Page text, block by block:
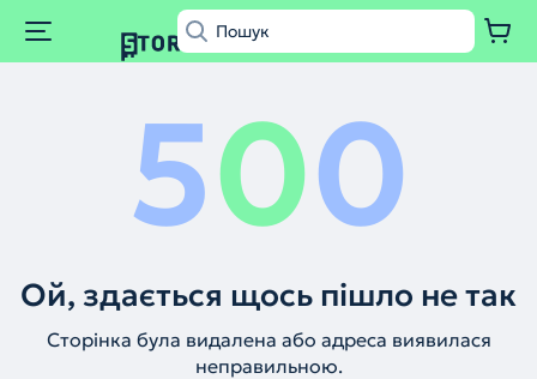
500
Ой, здається щось пішло не так
Сторінка була видалена або адреса виявилася
неправильною.